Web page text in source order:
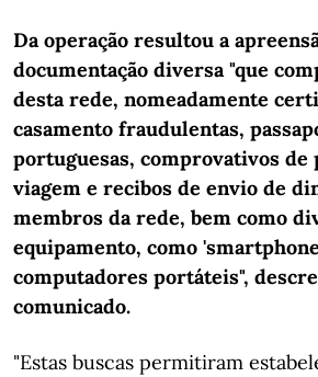
Da operação resultou a
documentação diversa "que
desta rede, nomeadamente
casamento fraudulentas,
portuguesas, comprovativos de
viagem e recibos de envio de
membros da rede, bem como
equipamento, como
computadores portáteis",
comunicado.
"Estas buscas permitiram